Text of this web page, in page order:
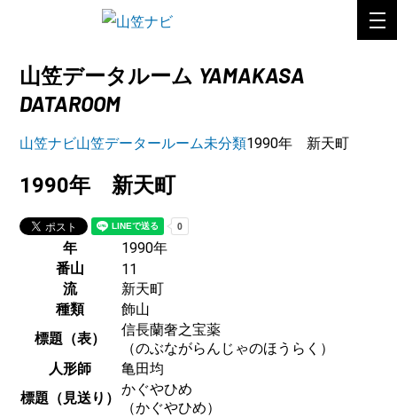
山笠データルーム YAMAKASA
DATAROOM
山笠ナビ山笠データールーム未分類1990年 新天町
1990年 新天町
年
1990年
番山
11
流
新天町
種類
飾山
標題（表）
信長蘭奢之宝薬
（のぶながらんじゃのほうらく）
人形師
亀田均
標題（見送り）
かぐやひめ
（かぐやひめ）